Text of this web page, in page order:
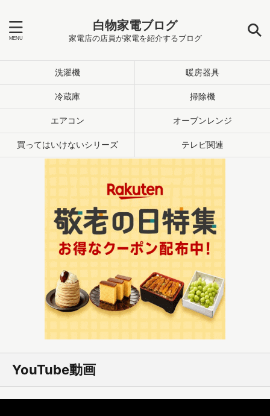
白物家電ブログ
家電店の店員が家電を紹介するブログ
洗濯機 暖房器具
冷蔵庫 掃除機
エアコン オーブンレンジ
買ってはいけないシリーズ テレビ関連
YouTube動画